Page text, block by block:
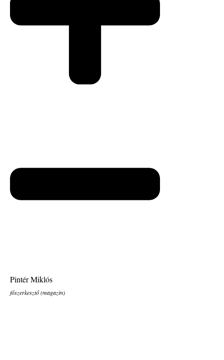
Pintér Miklós
főszerkesztő (magazin)